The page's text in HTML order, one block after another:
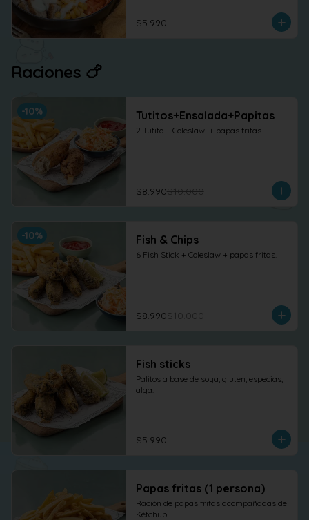
$5.990
Raciones 🍗
-10% Tutitos+Ensalada+Papitas
2 Tutito + Coleslaw l+ papas fritas.
$8.990$10.000
-10% Fish & Chips
6 Fish Stick + Coleslaw + papas fritas.
$8.990$10.000
Fish sticks
Palitos a base de soya, gluten, especias,
alga.
$5.990
Papas fritas (1 persona)
Ración de papas fritas acompañadas de
Kétchup